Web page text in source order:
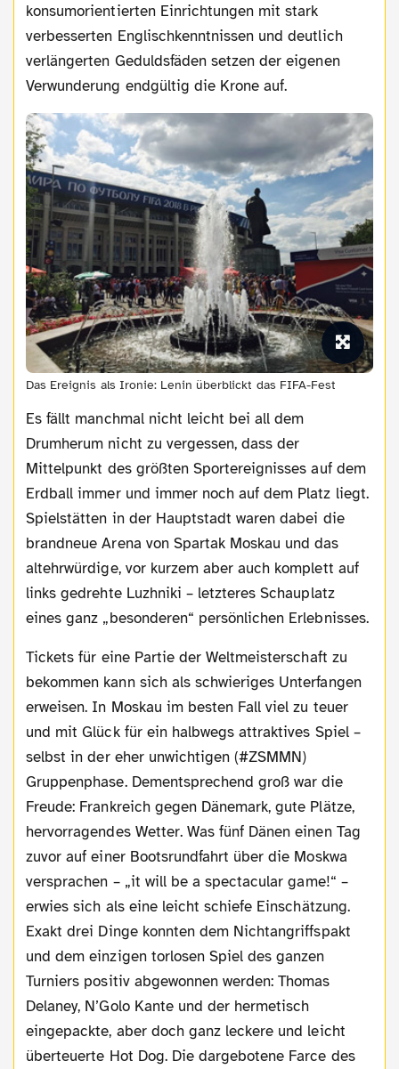
konsumorientierten Einrichtungen mit stark
verbesserten Englischkenntnissen und deutlich
verlängerten Geduldsfäden setzen der eigenen
Verwunderung endgültig die Krone auf.
Das Ereignis als Ironie: Lenin überblickt das FIFA-Fest
Es fällt manchmal nicht leicht bei all dem
Drumherum nicht zu vergessen, dass der
Mittelpunkt des größten Sportereignisses auf dem
Erdball immer und immer noch auf dem Platz liegt.
Spielstätten in der Hauptstadt waren dabei die
brandneue Arena von Spartak Moskau und das
altehrwürdige, vor kurzem aber auch komplett auf
links gedrehte Luzhniki – letzteres Schauplatz
eines ganz „besonderen“ persönlichen Erlebnisses.
Tickets für eine Partie der Weltmeisterschaft zu
bekommen kann sich als schwieriges Unterfangen
erweisen. In Moskau im besten Fall viel zu teuer
und mit Glück für ein halbwegs attraktives Spiel –
selbst in der eher unwichtigen (#ZSMMN)
Gruppenphase. Dementsprechend groß war die
Freude: Frankreich gegen Dänemark, gute Plätze,
hervorragendes Wetter. Was fünf Dänen einen Tag
zuvor auf einer Bootsrundfahrt über die Moskwa
versprachen – „it will be a spectacular game!“ –
erwies sich als eine leicht schiefe Einschätzung.
Exakt drei Dinge konnten dem Nichtangriffspakt
und dem einzigen torlosen Spiel des ganzen
Turniers positiv abgewonnen werden: Thomas
Delaney, N’Golo Kante und der hermetisch
eingepackte, aber doch ganz leckere und leicht
überteuerte Hot Dog. Die dargebotene Farce des